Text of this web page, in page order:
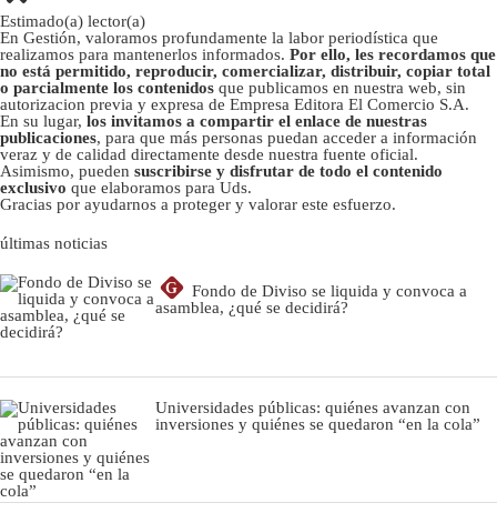
Estimado(a) lector(a)
En Gestión, valoramos profundamente la labor periodística que
realizamos para mantenerlos informados. Por ello, les recordamos que
no está permitido, reproducir, comercializar, distribuir, copiar total
o parcialmente los contenidos que publicamos en nuestra web, sin
autorizacion previa y expresa de Empresa Editora El Comercio S.A.
En su lugar, los invitamos a compartir el enlace de nuestras
publicaciones, para que más personas puedan acceder a información
veraz y de calidad directamente desde nuestra fuente oficial.
Asimismo, pueden suscribirse y disfrutar de todo el contenido
exclusivo que elaboramos para Uds.
Gracias por ayudarnos a proteger y valorar este esfuerzo.
últimas noticias
G
Fondo de Diviso se liquida y convoca a
asamblea, ¿qué se decidirá?
Universidades públicas: quiénes avanzan con
inversiones y quiénes se quedaron “en la cola”